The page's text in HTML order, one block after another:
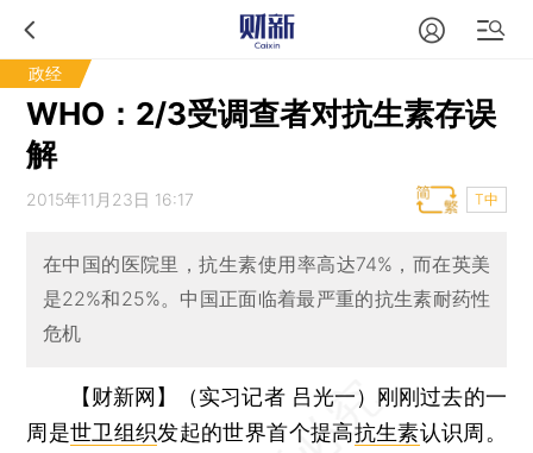
政经
WHO：2/3受调查者对抗生素存误
解
2015年11月23日 16:17 T中
在中国的医院里，抗生素使用率高达74%，而在英美
是22%和25%。中国正面临着最严重的抗生素耐药性
危机
【财新网】（实习记者 吕光一） 刚刚过去的一
周是世卫组织发起的世界首个提高抗生素认识周。